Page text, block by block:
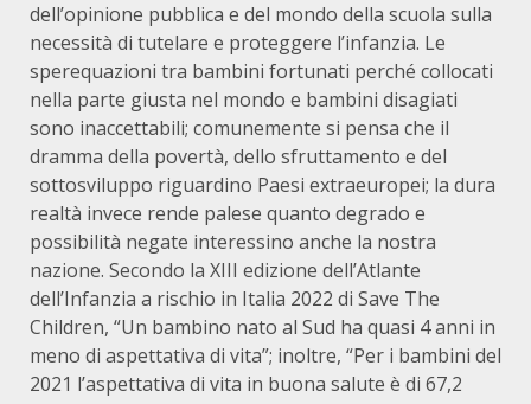
dell’opinione pubblica e del mondo della scuola sulla
necessità di tutelare e proteggere l’infanzia. Le
sperequazioni tra bambini fortunati perché collocati
nella parte giusta nel mondo e bambini disagiati
sono inaccettabili; comunemente si pensa che il
dramma della povertà, dello sfruttamento e del
sottosviluppo riguardino Paesi extraeuropei; la dura
realtà invece rende palese quanto degrado e
possibilità negate interessino anche la nostra
nazione. Secondo la XIII edizione dell’Atlante
dell’Infanzia a rischio in Italia 2022 di Save The
Children, “Un bambino nato al Sud ha quasi 4 anni in
meno di aspettativa di vita”; inoltre, “Per i bambini del
2021 l’aspettativa di vita in buona salute è di 67,2